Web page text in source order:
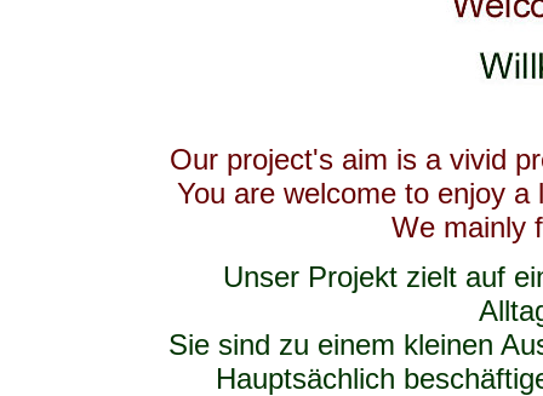
Our project's aim is a vivid
You are welcome to enjoy
We mainly
Unser Projekt zielt auf
Sie sind zu einem kleinen
Hauptsächlich